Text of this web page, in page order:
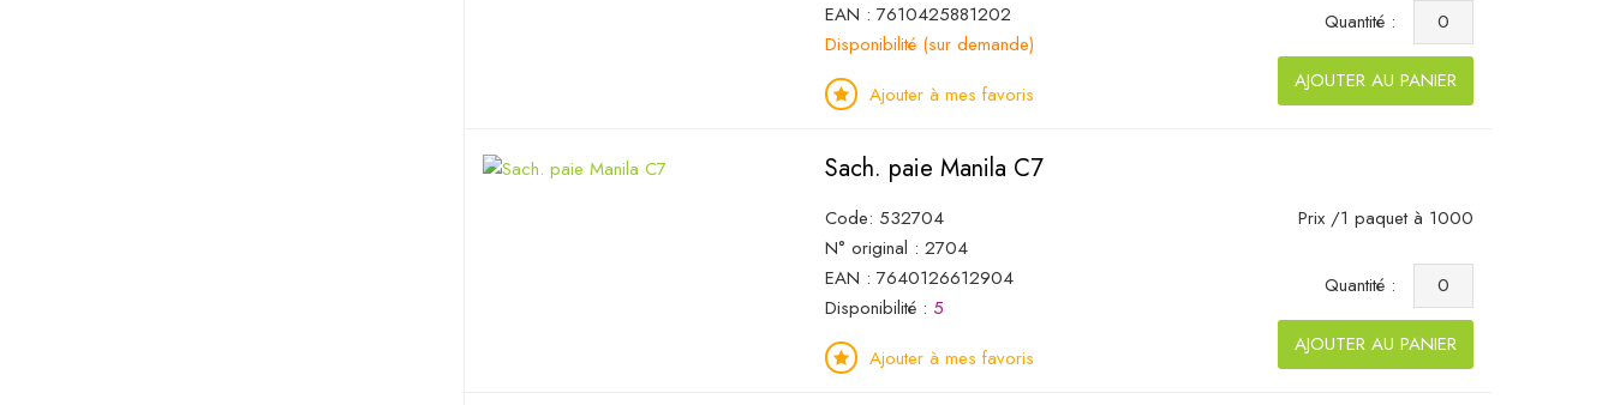
EAN : 7610425881202
Disponibilité (sur demande)
Ajouter à mes favoris
Quantité :
AJOUTER AU PANIER
Sach. paie Manila C7
Code: 532704
N° original : 2704
EAN : 7640126612904
Disponibilité : 5
Ajouter à mes favoris
Prix /1 paquet à 1000
Quantité :
AJOUTER AU PANIER